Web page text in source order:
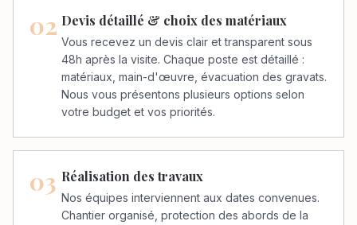
02 Devis détaillé & choix des matériaux
Vous recevez un devis clair et transparent sous
48h après la visite. Chaque poste est détaillé :
matériaux, main-d'œuvre, évacuation des gravats.
Nous vous présentons plusieurs options selon
votre budget et vos priorités.
03 Réalisation des travaux
Nos équipes interviennent aux dates convenues.
Chantier organisé, protection des abords de la